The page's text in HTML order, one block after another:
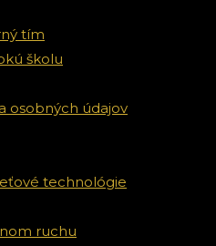
tím
školu
osobných údajov
technológie
ruchu